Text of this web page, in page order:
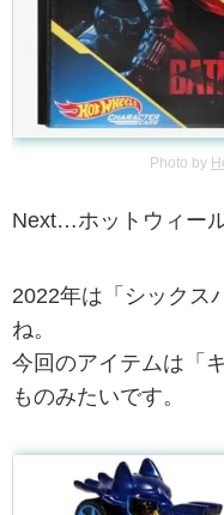
Photo by
Next…ホットウィー
2022年は「シックス
ね。
今回のアイテムは「
ものみたいです。